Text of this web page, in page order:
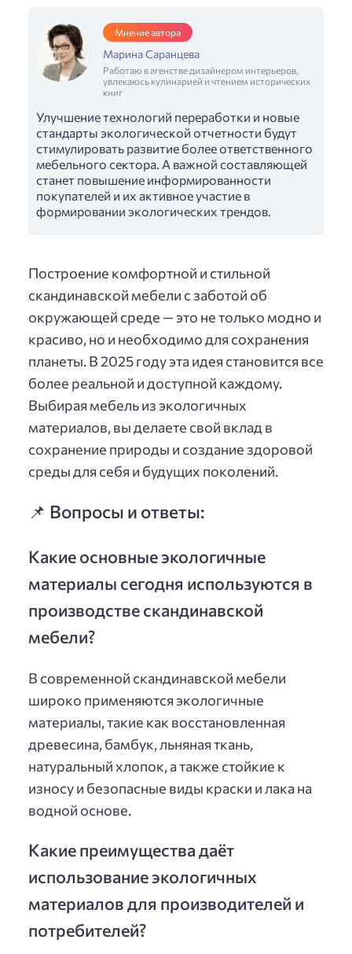
Мнение автора
Марина Саранцева
Работаю в агенстве дизайнером интерьеров,
увлекаюсь кулинарией и чтением исторических
книг
Улучшение технологий переработки и новые
стандарты экологической отчетности будут
стимулировать развитие более ответственного
мебельного сектора. А важной составляющей
станет повышение информированности
покупателей и их активное участие в
формировании экологических трендов.
Построение комфортной и стильной
скандинавской мебели с заботой об
окружающей среде — это не только модно и
красиво, но и необходимо для сохранения
планеты. В 2025 году эта идея становится все
более реальной и доступной каждому.
Выбирая мебель из экологичных
материалов, вы делаете свой вклад в
сохранение природы и создание здоровой
среды для себя и будущих поколений.
📌 Вопросы и ответы:
Какие основные экологичные
материалы сегодня используются в
производстве скандинавской
мебели?
В современной скандинавской мебели
широко применяются экологичные
материалы, такие как восстановленная
древесина, бамбук, льняная ткань,
натуральный хлопок, а также стойкие к
износу и безопасные виды краски и лака на
водной основе.
Какие преимущества даёт
использование экологичных
материалов для производителей и
потребителей?